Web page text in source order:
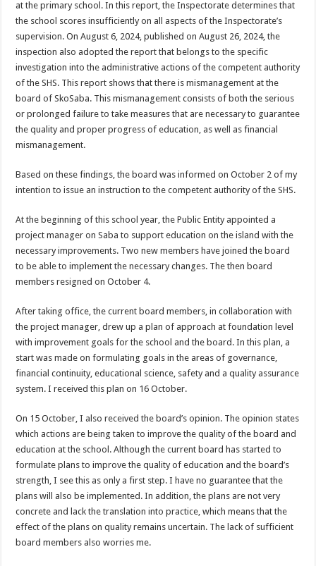
at the primary school. In this report, the Inspectorate determines that
the school scores insufficiently on all aspects of the Inspectorate’s
supervision. On August 6, 2024, published on August 26, 2024, the
inspection also adopted the report that belongs to the specific
investigation into the administrative actions of the competent authority
of the SHS. This report shows that there is mismanagement at the
board of SkoSaba. This mismanagement consists of both the serious
or prolonged failure to take measures that are necessary to guarantee
the quality and proper progress of education, as well as financial
mismanagement.
Based on these findings, the board was informed on October 2 of my
intention to issue an instruction to the competent authority of the SHS.
At the beginning of this school year, the Public Entity appointed a
project manager on Saba to support education on the island with the
necessary improvements. Two new members have joined the board
to be able to implement the necessary changes. The then board
members resigned on October 4.
After taking office, the current board members, in collaboration with
the project manager, drew up a plan of approach at foundation level
with improvement goals for the school and the board. In this plan, a
start was made on formulating goals in the areas of governance,
financial continuity, educational science, safety and a quality assurance
system. I received this plan on 16 October.
On 15 October, I also received the board’s opinion. The opinion states
which actions are being taken to improve the quality of the board and
education at the school. Although the current board has started to
formulate plans to improve the quality of education and the board’s
strength, I see this as only a first step. I have no guarantee that the
plans will also be implemented. In addition, the plans are not very
concrete and lack the translation into practice, which means that the
effect of the plans on quality remains uncertain. The lack of sufficient
board members also worries me.